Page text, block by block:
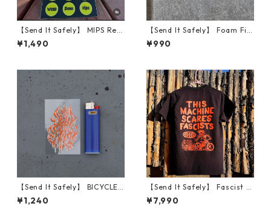
【Send It Safely】 MIPS Repl
acement
¥1,490
【Send It Safely】 Foam Fin
ger Reflective
¥990
【Send It Safely】 BICYCLE
VVIZARD
¥1,240
【Send It Safely】 Fascist C
ycling Shirt (サイズS)
¥7,990